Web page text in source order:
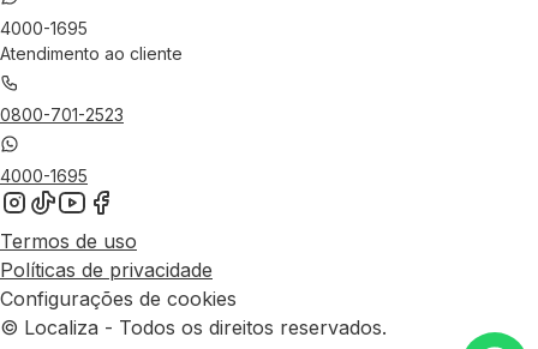
4000-1695
Atendimento ao cliente
0800-701-2523
4000-1695
Termos de uso
Políticas de privacidade
Configurações de cookies
© Localiza - Todos os direitos reservados.